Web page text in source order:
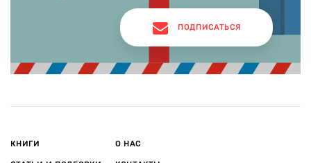
ПОДПИСАТЬСЯ
КНИГИ О НАС